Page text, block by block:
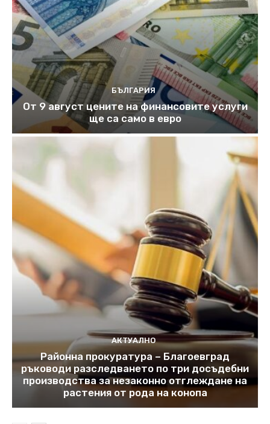
БЪЛГАРИЯ
От 9 август цените на финансовите услуги
ще са само в евро
АКТУАЛНО
Районна прокуратура – Благоевград
ръководи разследването по три досъдебни
производства за незаконно отглеждане на
растения от рода на конопа